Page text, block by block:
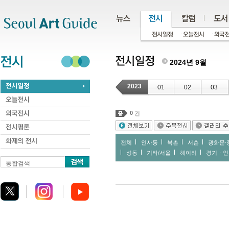
통합검색
2024년 9월
2023 01 02 03
0 건
전체 인사동 북촌 서촌
광화문∙
성동
기타/서울 헤이리 경기ㆍ